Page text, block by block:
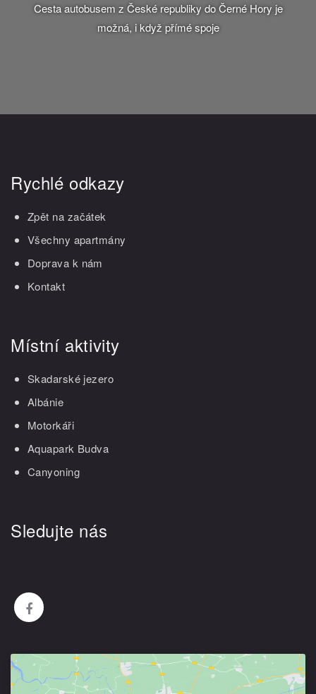
Cesta autobusem z České republiky do Černé Hory je
možná, i když přímé spoje
Rychlé odkazy
Zpět na začátek
Všechny apartmány
Doprava k nám
Kontakt
Místní aktivity
Skadarské jezero
Albánie
Motorkáři
Aquapark Budva
Canyoning
Sledujte nás